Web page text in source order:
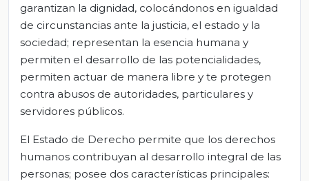
garantizan la dignidad, colocándonos en igualdad
de circunstancias ante la justicia, el estado y la
sociedad; representan la esencia humana y
permiten el desarrollo de las potencialidades,
permiten actuar de manera libre y te protegen
contra abusos de autoridades, particulares y
servidores públicos.
El Estado de Derecho permite que los derechos
humanos contribuyan al desarrollo integral de las
personas; posee dos características principales: